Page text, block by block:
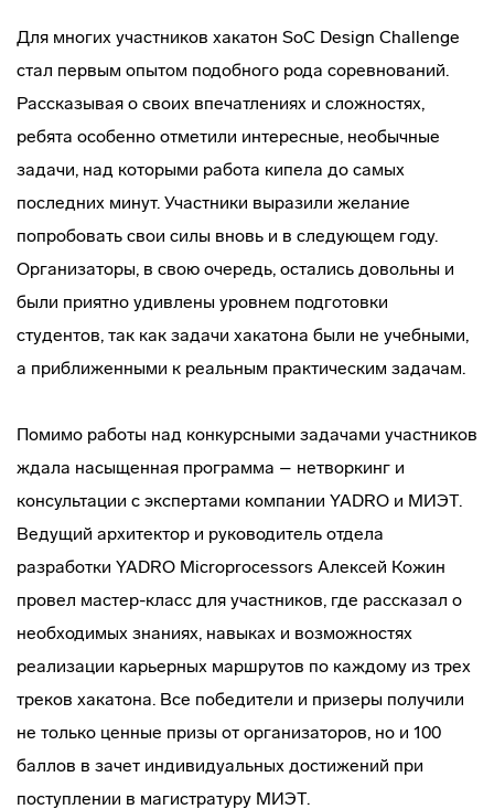
Для многих участников хакатон SoC Design Challenge
стал первым опытом подобного рода соревнований.
Рассказывая о своих впечатлениях и сложностях,
ребята особенно отметили интересные, необычные
задачи, над которыми работа кипела до самых
последних минут. Участники выразили желание
попробовать свои силы вновь и в следующем году.
Организаторы, в свою очередь, остались довольны и
были приятно удивлены уровнем подготовки
студентов, так как задачи хакатона были не учебными,
а приближенными к реальным практическим задачам.
Помимо работы над конкурсными задачами участников
ждала насыщенная программа – нетворкинг и
консультации с экспертами компании YADRO и МИЭТ.
Ведущий архитектор и руководитель отдела
разработки YADRO Microprocessors Алексей Кожин
провел мастер-класс для участников, где рассказал о
необходимых знаниях, навыках и возможностях
реализации карьерных маршрутов по каждому из трех
треков хакатона. Все победители и призеры получили
не только ценные призы от организаторов, но и 100
баллов в зачет индивидуальных достижений при
поступлении в магистратуру МИЭТ.